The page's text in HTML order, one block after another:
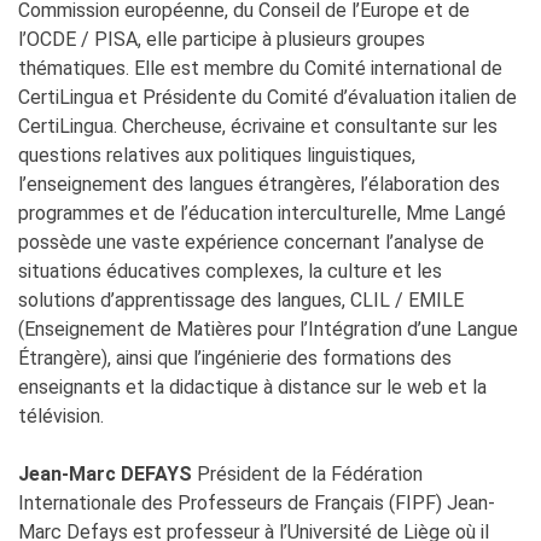
Commission européenne, du Conseil de l’Europe et de
l’OCDE / PISA, elle participe à plusieurs groupes
thématiques. Elle est membre du Comité international de
CertiLingua et Présidente du Comité d’évaluation italien de
CertiLingua. Chercheuse, écrivaine et consultante sur les
questions relatives aux politiques linguistiques,
l’enseignement des langues étrangères, l’élaboration des
programmes et de l’éducation interculturelle, Mme Langé
possède une vaste expérience concernant l’analyse de
situations éducatives complexes, la culture et les
solutions d’apprentissage des langues, CLIL / EMILE
(Enseignement de Matières pour l’Intégration d’une Langue
Étrangère), ainsi que l’ingénierie des formations des
enseignants et la didactique à distance sur le web et la
télévision.
Jean-Marc DEFAYS Président de la Fédération
Internationale des Professeurs de Français (FIPF) Jean-
Marc Defays est professeur à l’Université de Liège où il